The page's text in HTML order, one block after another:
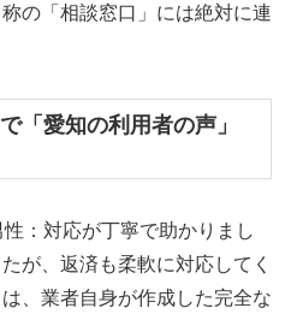
の「相談窓口」には絶対に連
「愛知の利用者の声」
性：対応が丁寧で助かりまし
が、返済も柔軟に対応してく
、業者自身が作成した完全な